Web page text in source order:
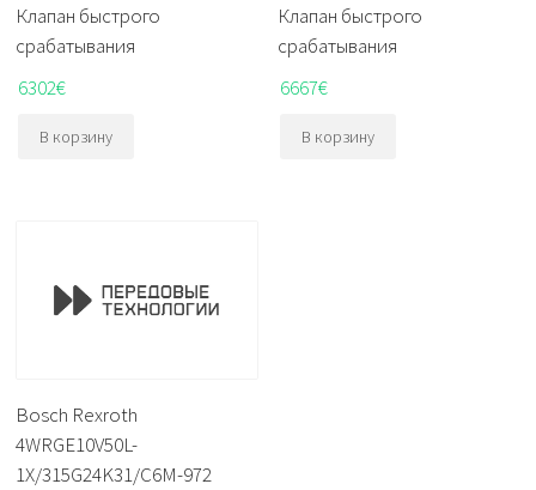
Клапан быстрого
срабатывания
6302€
В корзину
Клапан быстрого
срабатывания
6667€
В корзину
Bosch Rexroth
4WRGE10V50L-
1X/315G24K31/C6M-972